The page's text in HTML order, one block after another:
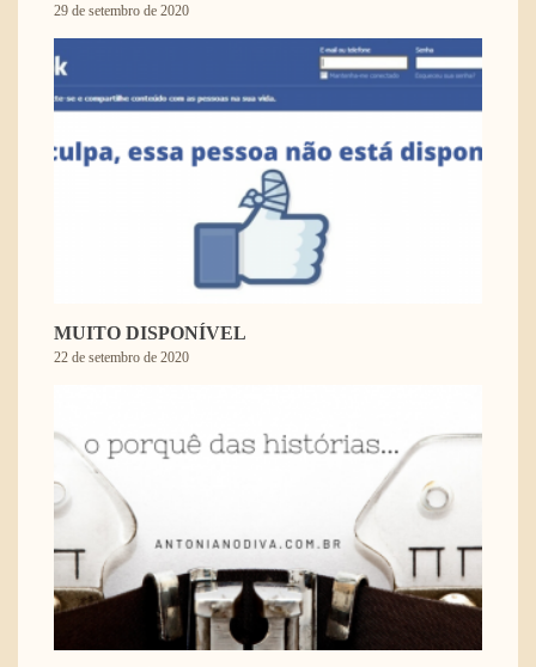
29 de setembro de 2020
MUITO DISPONÍVEL
22 de setembro de 2020